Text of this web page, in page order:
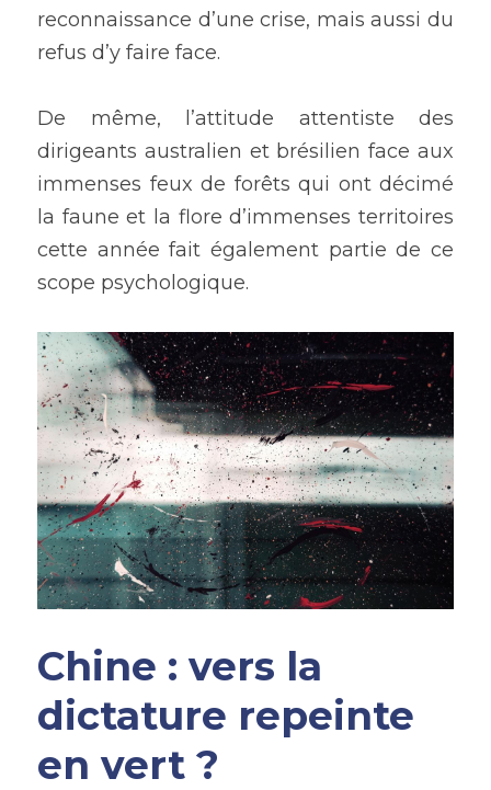
reconnaissance d’une crise, mais aussi du
refus d’y faire face.
De même, l’attitude attentiste des
dirigeants australien et brésilien face aux
immenses feux de forêts qui ont décimé
la faune et la flore d’immenses territoires
cette année fait également partie de ce
scope psychologique.
Chine : vers la
dictature repeinte
en vert ?